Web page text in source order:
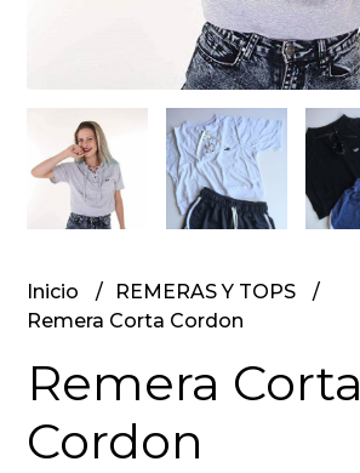
Inicio
REMERAS Y TOPS
Remera Corta Cordon
Remera Corta
Cordon